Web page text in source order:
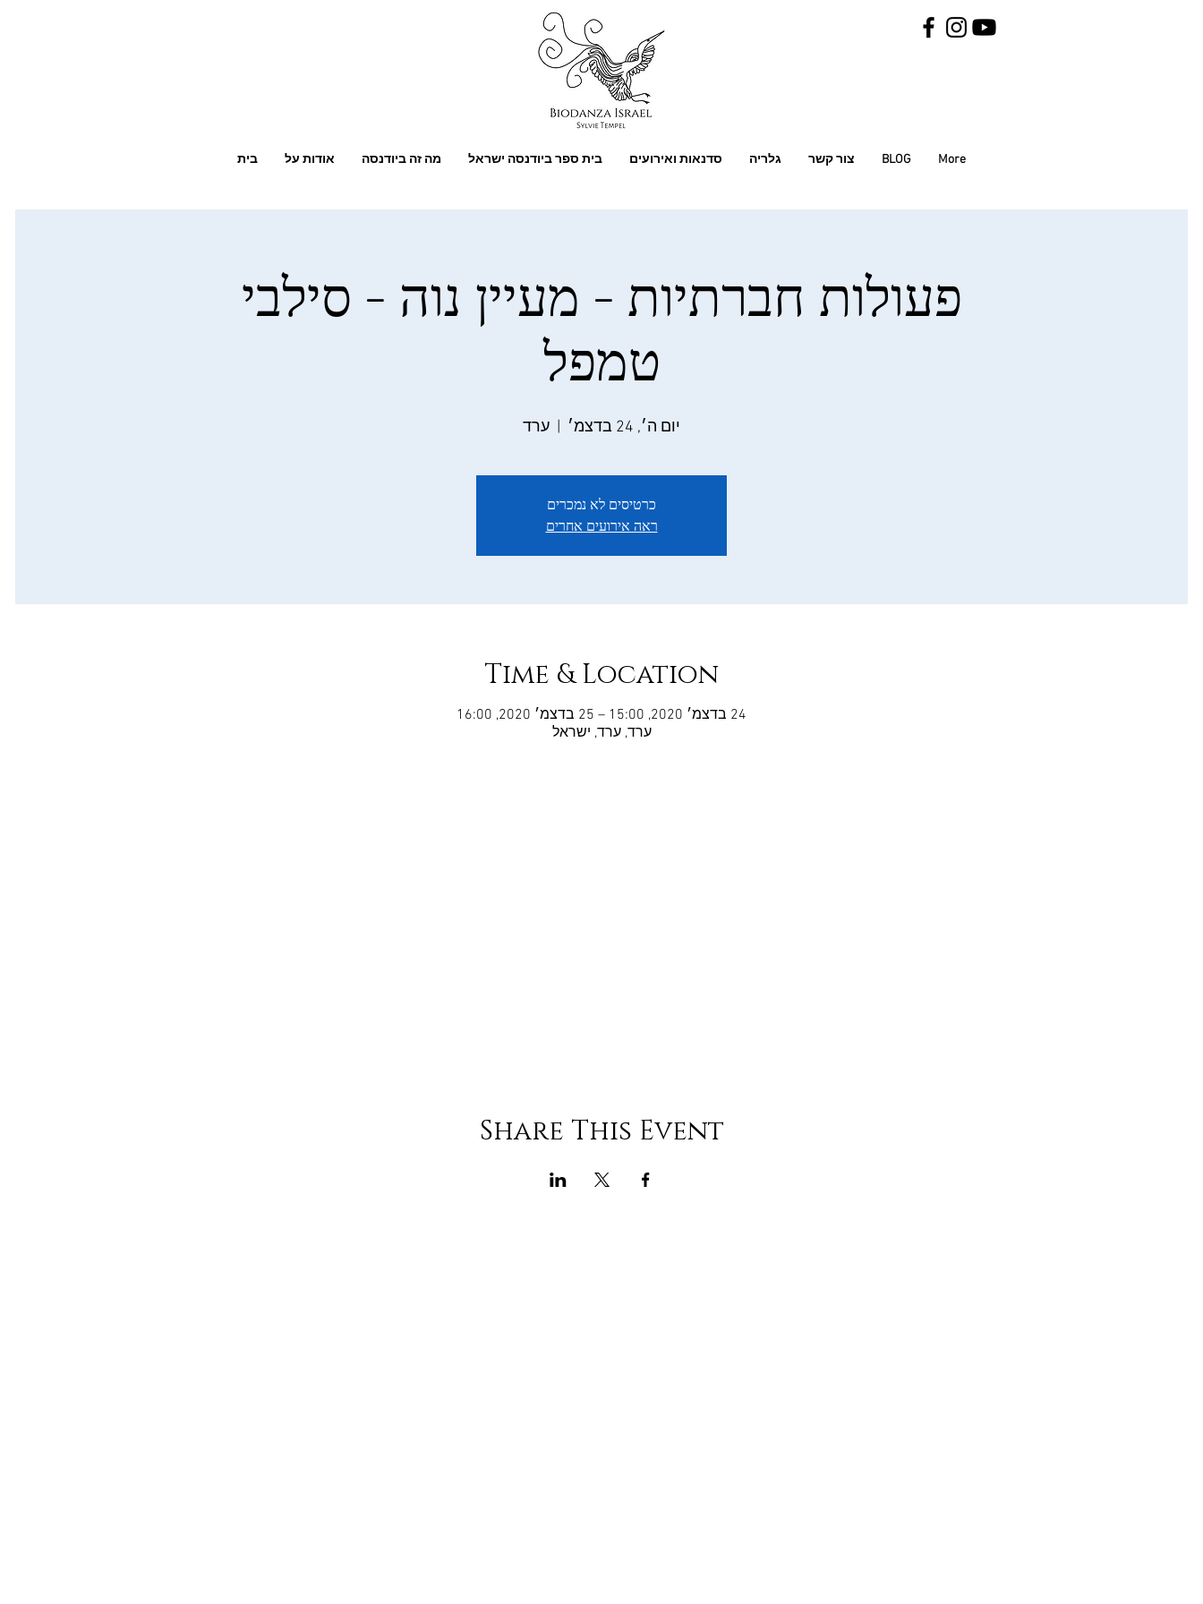
בית אודות על מה זה ביודנסה בית ספר ביודנסה ישראל סדנאות ואירועים גלריה צור קשר BLOG More
פעולות חברתיות - מעיין נוה - סילבי
טמפל
יום ה׳, 24 בדצמ׳ ערד
כרטיסים לא נמכרים
ראה אירועים אחרים
Time & Location
24 בדצמ׳ 2020, 15:00 – 25 בדצמ׳ 2020, 16:00
ערד, ערד, ישראל
Share This Event